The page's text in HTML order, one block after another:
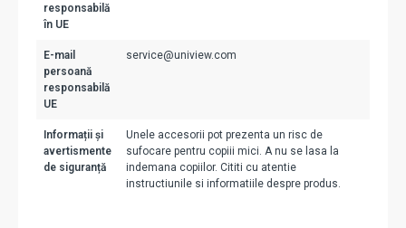
responsabilă
în UE
E-mail
persoană
responsabilă
UE
service@uniview.com
Informații și
avertismente
de siguranță
Unele accesorii pot prezenta un risc de
sufocare pentru copiii mici. A nu se lasa la
indemana copiilor. Cititi cu atentie
instructiunile si informatiile despre produs.